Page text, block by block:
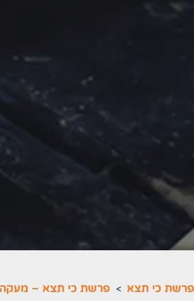
פרשת כי תצא > פרשת כי תצא – מעקה